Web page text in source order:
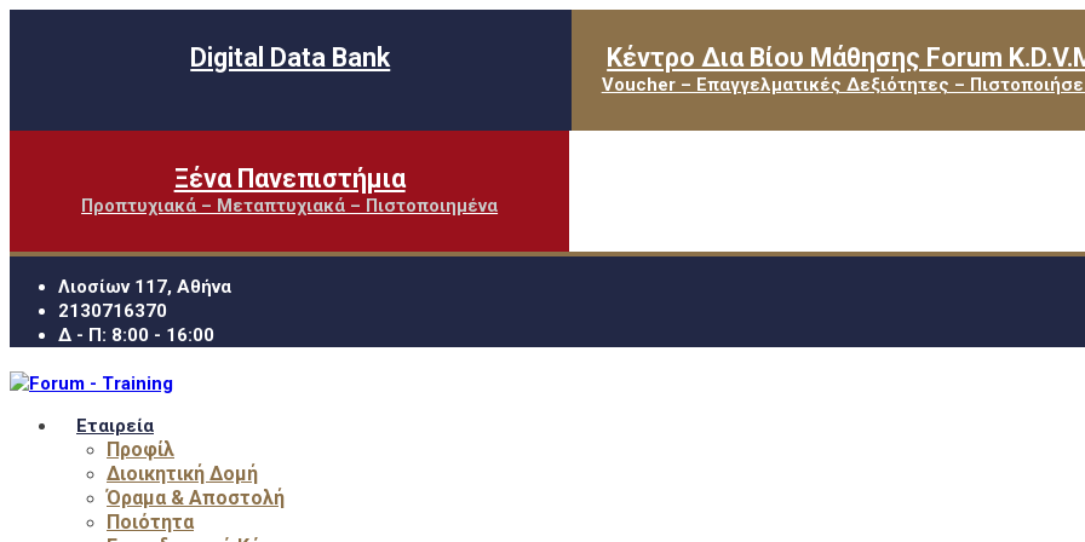
Digital Data Bank Κέντρο Δια Βίου Μάθησης Forum
Voucher – Επαγγελματικές Δεξιότητες –
Ξένα Πανεπιστήμια
Προπτυχιακά – Μεταπτυχιακά – Πιστοποιημένα
Λιοσίων 117, Αθήνα
2130716370
Δ - Π: 8:00 - 16:00
Εταιρεία
Προφίλ
Διοικητική Δομή
Όραμα & Αποστολή
Ποιότητα